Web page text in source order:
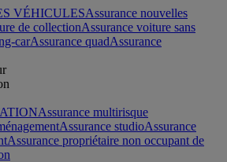
VÉHICULESAssurance nouvelles
de collectionAssurance voiture sans
carAssurance quadAssurance
Assurance multirisque
Assurance studioAssurance
Assurance propriétaire non occupant de